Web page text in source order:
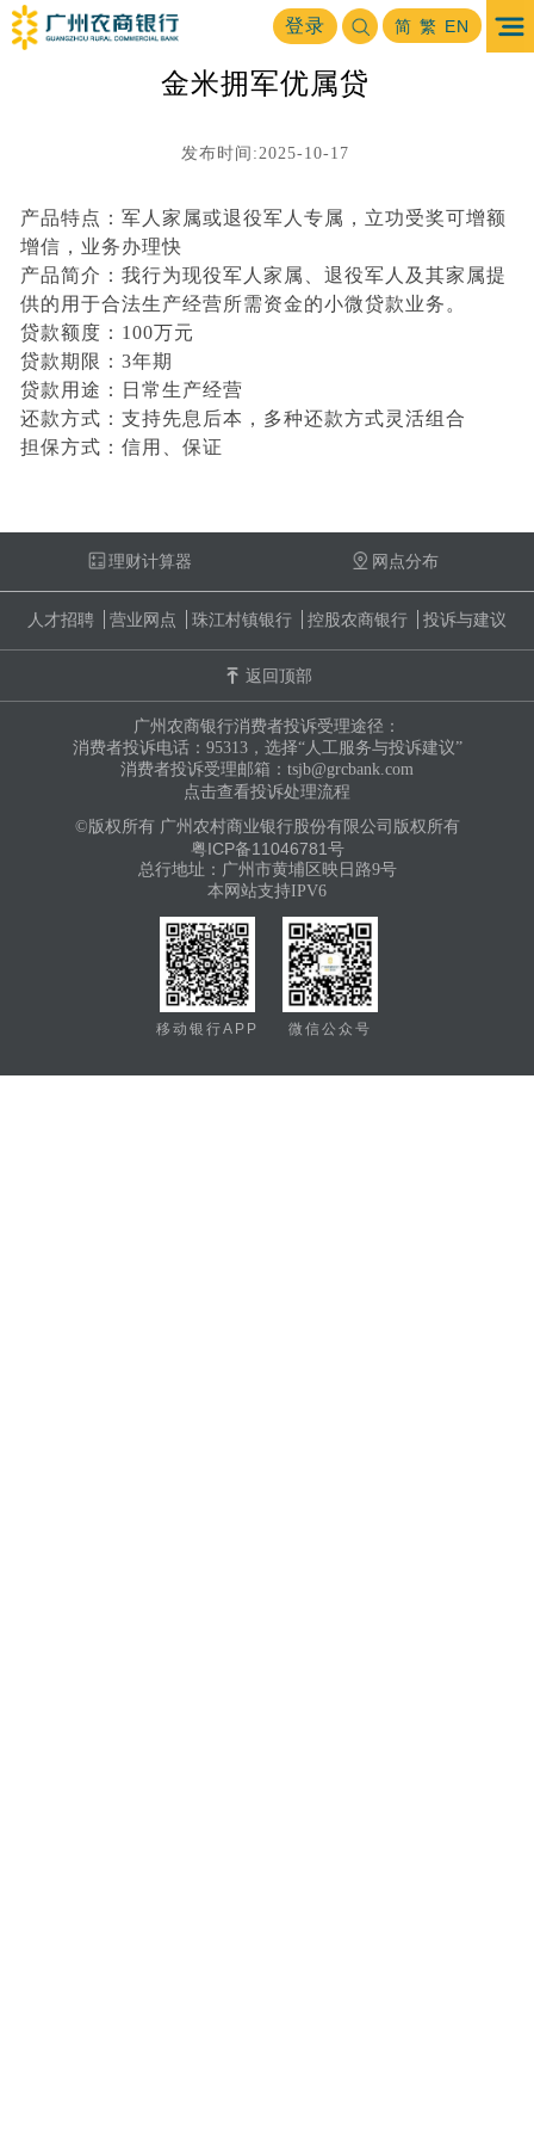
登录 简 繁 EN
首页 > 普惠金融>大众创业 金米拥军优属贷
金米拥军优属贷
发布时间:2025-10-17
产品特点：军人家属或退役军人专属，立功受奖可增额
增信，业务办理快
产品简介：我行为现役军人家属、退役军人及其家属提
供的用于合法生产经营所需资金的小微贷款业务。
贷款额度：100万元
贷款期限：3年期
贷款用途：日常生产经营
还款方式：支持先息后本，多种还款方式灵活组合
担保方式：信用、保证
理财计算器 网点分布
人才招聘 营业网点 珠江村镇银行 控股农商银行 投诉与建议
返回顶部
广州农商银行消费者投诉受理途径：
消费者投诉电话：95313，选择“人工服务与投诉建议”
消费者投诉受理邮箱：tsjb@grcbank.com
点击查看投诉处理流程
©版权所有 广州农村商业银行股份有限公司版权所有
粤ICP备11046781号
总行地址：广州市黄埔区映日路9号
本网站支持IPV6
移动银行APP 微信公众号